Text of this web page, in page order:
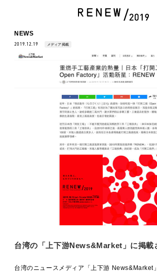
NEWS
ABOUT
PROGRAM
EXHIBITOR
ACCESS / STAY
NEWS
2019.12.19 メディア掲載
台湾の「上下游News&Market」に掲載
台湾のニュースメディア「上下游 News&Market